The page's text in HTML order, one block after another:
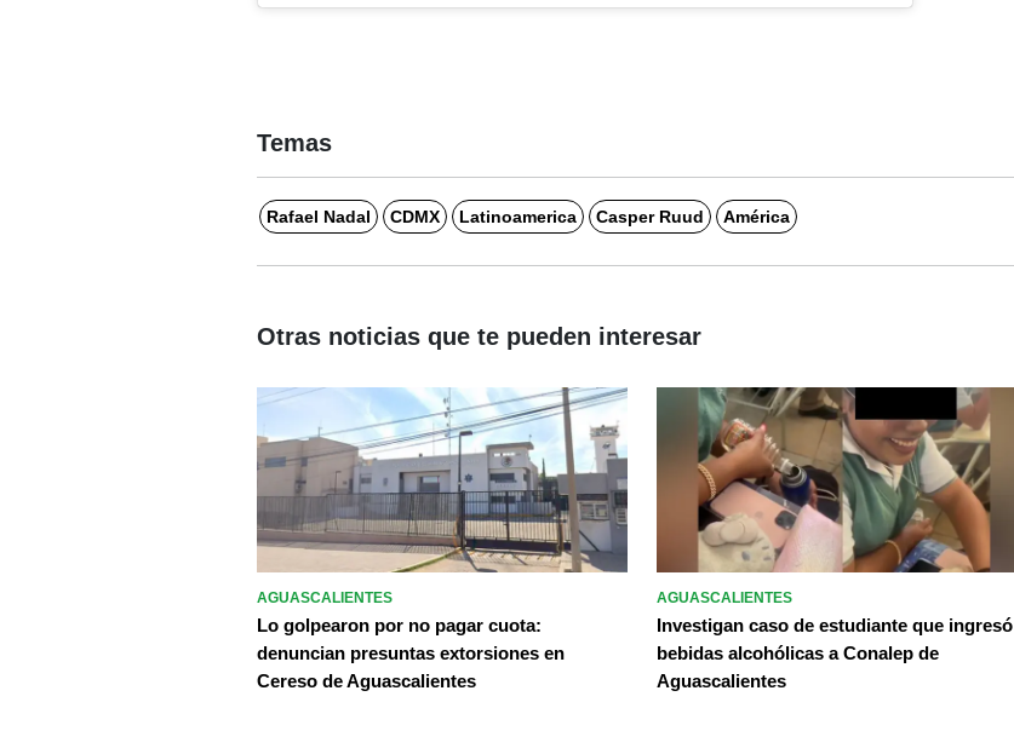
Temas
Rafael Nadal CDMX Latinoamerica Casper Ruud América
Otras noticias que te pueden interesar
AGUASCALIENTES
Lo golpearon por no pagar cuota:
denuncian presuntas extorsiones en
Cereso de Aguascalientes
AGUASCALIENTES
Investigan caso de estudiante que ingresó
bebidas alcohólicas a Conalep de
Aguascalientes